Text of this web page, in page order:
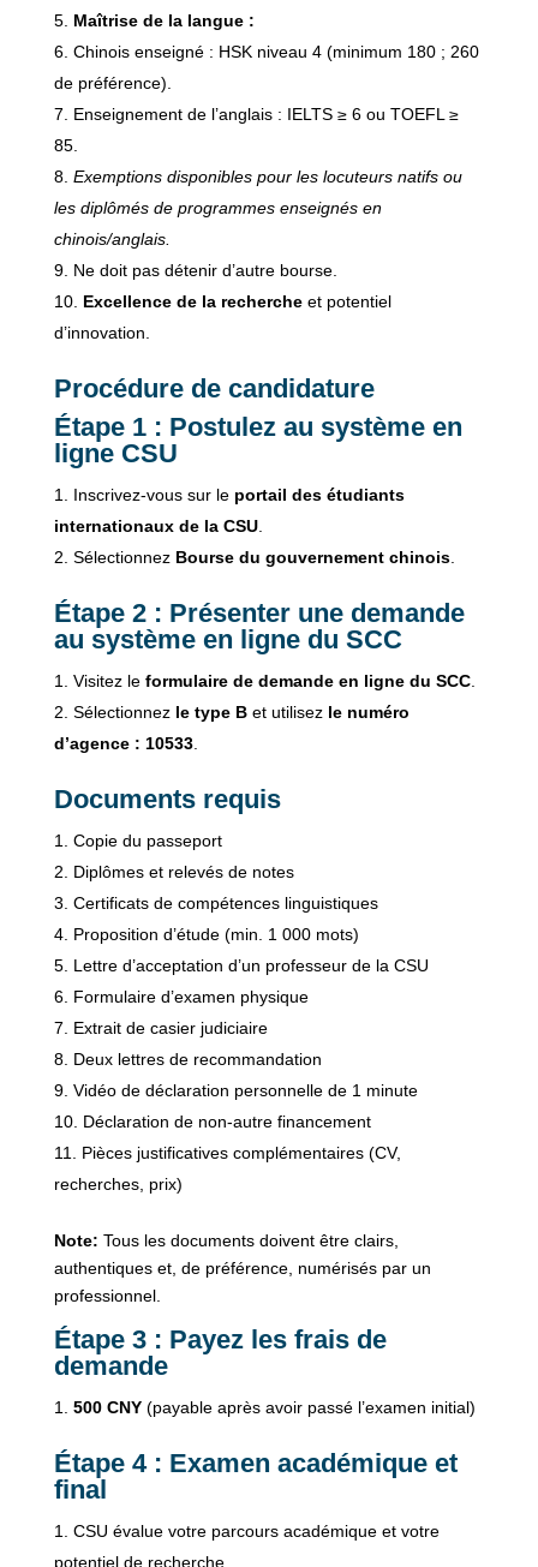
Maîtrise de la langue :
Chinois enseigné : HSK niveau 4 (minimum 180 ; 260
de préférence).
Enseignement de l’anglais : IELTS ≥ 6 ou TOEFL ≥
85.
Exemptions disponibles pour les locuteurs natifs ou
les diplômés de programmes enseignés en
chinois/anglais.
Ne doit pas détenir d’autre bourse.
Excellence de la rechercheet potentiel
d’innovation.
Procédure de candidature
Étape 1 : Postulez au système en
ligne CSU
Inscrivez-vous sur le portail des étudiants
internationaux de la CSU.
Sélectionnez Bourse du gouvernement chinois.
Étape 2 : Présenter une demande
au système en ligne du SCC
Visitez le formulaire de demande en ligne du SCC.
Sélectionnez le type Bet utilisez le numéro
d’agence : 10533.
Documents requis
Copie du passeport
Diplômes et relevés de notes
Certificats de compétences linguistiques
Proposition d’étude (min. 1 000 mots)
Lettre d’acceptation d’un professeur de la CSU
Formulaire d’examen physique
Extrait de casier judiciaire
Deux lettres de recommandation
Vidéo de déclaration personnelle de 1 minute
Déclaration de non-autre financement
Pièces justificatives complémentaires (CV,
recherches, prix)
Note: Tous les documents doivent être clairs,
authentiques et, de préférence, numérisés par un
professionnel.
Étape 3 : Payez les frais de
demande
500 CNY(payable après avoir passé l’examen initial)
Étape 4 : Examen académique et
final
CSU évalue votre parcours académique et votre
potentiel de recherche.